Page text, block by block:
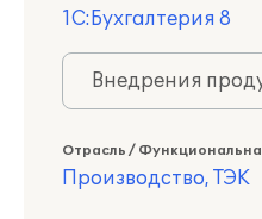
1С:Бухгалтерия 8
Внедрения
Отрасль /
Производство, ТЭК